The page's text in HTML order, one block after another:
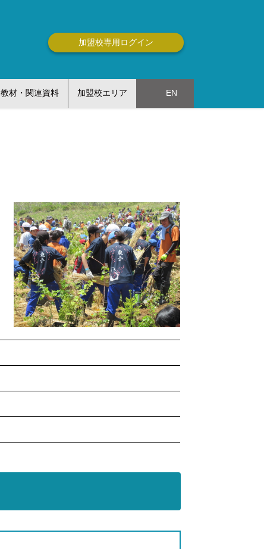
加盟校専用ログイン
教材・関連資料 加盟校エリア EN